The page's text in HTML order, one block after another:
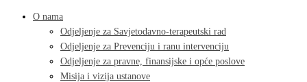
O nama
Odjeljenje za Savjetodavno-terapeutski rad
Odjeljenje za Prevenciju i ranu intervenciju
Odjeljenje za pravne, finansijske i opće poslove
Misija i vizija ustanove